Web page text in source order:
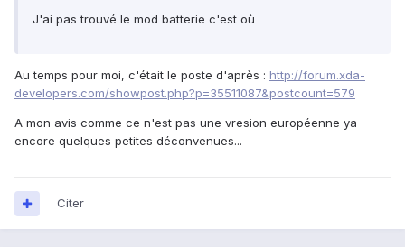
J'ai pas trouvé le mod batterie c'est où
Au temps pour moi, c'était le poste d'après : http://forum.xda-
developers.com/showpost.php?p=35511087&postcount=579
A mon avis comme ce n'est pas une vresion européenne ya
encore quelques petites déconvenues...
Citer